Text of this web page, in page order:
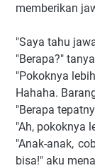
memberikan
"Saya tahu
"Berapa?"
"Pokoknya
Hahaha.
"Berapa
"Ah, pokoknya
"Anak-anak,
bisa!" aku